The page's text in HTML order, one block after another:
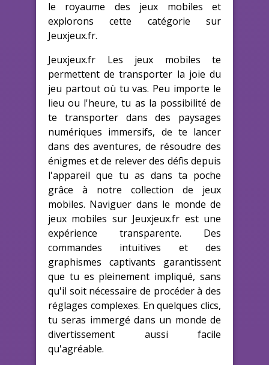
le royaume des jeux mobiles et
explorons cette catégorie sur
Jeuxjeux.fr.
Jeuxjeux.fr Les jeux mobiles te
permettent de transporter la joie du
jeu partout où tu vas. Peu importe le
lieu ou l'heure, tu as la possibilité de
te transporter dans des paysages
numériques immersifs, de te lancer
dans des aventures, de résoudre des
énigmes et de relever des défis depuis
l'appareil que tu as dans ta poche
grâce à notre collection de jeux
mobiles. Naviguer dans le monde de
jeux mobiles sur Jeuxjeux.fr est une
expérience transparente. Des
commandes intuitives et des
graphismes captivants garantissent
que tu es pleinement impliqué, sans
qu'il soit nécessaire de procéder à des
réglages complexes. En quelques clics,
tu seras immergé dans un monde de
divertissement aussi facile
qu'agréable.